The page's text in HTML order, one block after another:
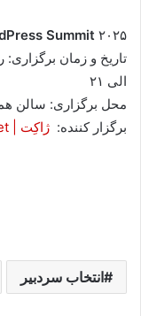
Summit ۲۰۲۵ | سومین رویداد وردپرس سامیت ایران
الی ۲۱
محل برگزاری: سالن
برگزار کننده: ژاکت
انتخاب سردبیر